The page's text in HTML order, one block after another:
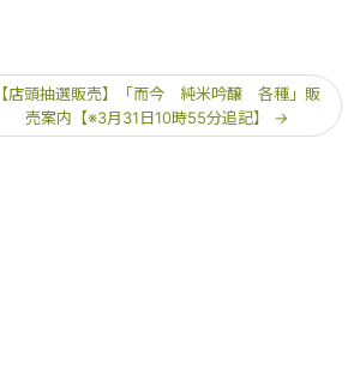
【店頭抽選販売】「而今 純米吟醸 各種」販
売案内【※3月31日10時55分追記】 →